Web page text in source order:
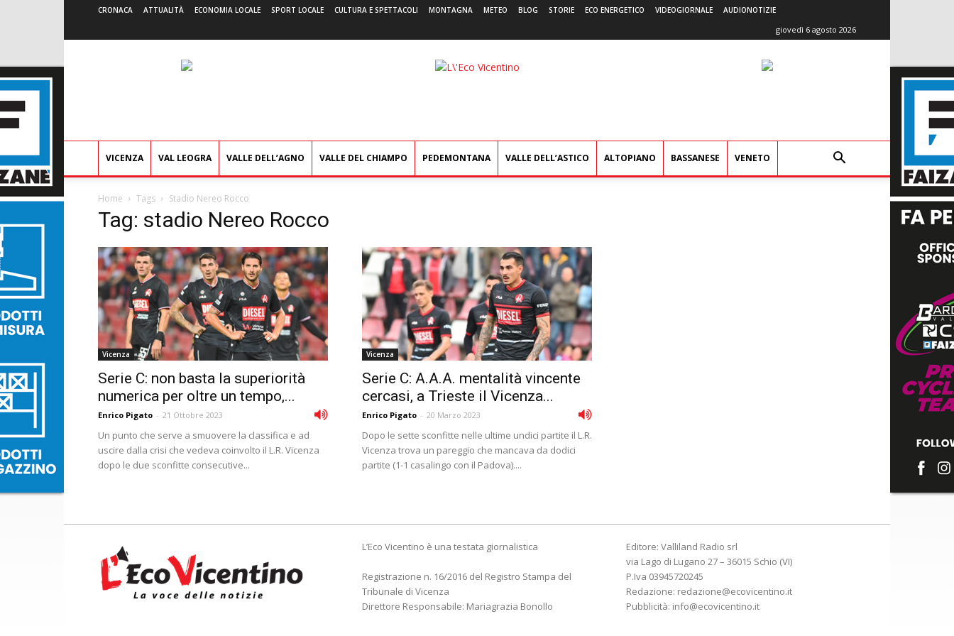
CRONACA ATTUALITÀ ECONOMIA LOCALE SPORT LOCALE CULTURA E SPETTACOLI MONTAGNA METEO BLOG STORIE ECO ENERGETICO VIDEOGIORNALE AUDIONOTIZIE
giovedì 6 agosto 2026
L'Eco
VICENZA VAL LEOGRA VALLE DELL’AGNO VALLE DEL CHIAMPO PEDEMONTANA VALLE DELL’ASTICO ALTOPIANO BASSANESE VENETO
Home Tags Stadio Nereo Rocco
Tag: stadio Nereo Rocco
Vicenza
Serie C: non basta la superiorità
numerica per oltre un tempo,...
Enrico Pigato - 21 Ottobre 2023
Un punto che serve a smuovere la classifica e ad
uscire dalla crisi che vedeva coinvolto il L.R. Vicenza
dopo le due sconfitte consecutive...
Vicenza
Serie C: A.A.A. mentalità vincente
cercasi, a Trieste il Vicenza...
Enrico Pigato - 20 Marzo 2023
Dopo le sette sconfitte nelle ultime undici partite il L.R.
Vicenza trova un pareggio che mancava da dodici
partite (1-1 casalingo con il Padova)....
L’Eco Vicentino è una testata giornalistica
Registrazione n. 16/2016 del Registro Stampa del
Tribunale di Vicenza
Direttore Responsabile: Mariagrazia Bonollo
Editore: Valliland Radio srl
via Lago di Lugano 27 – 36015 Schio (VI)
P.Iva 03945720245
Redazione: redazione@ecovicentino.it
Pubblicità: info@ecovicentino.it